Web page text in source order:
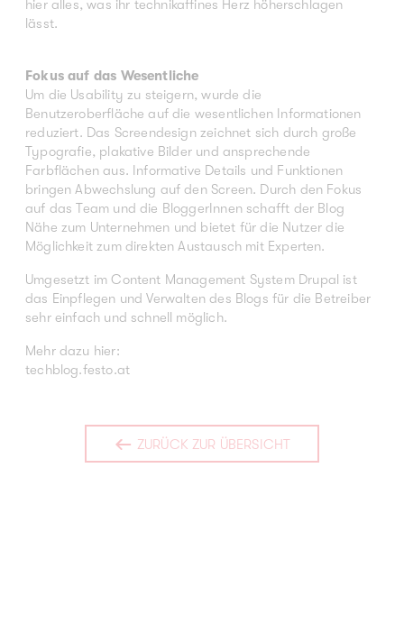
hier alles, was ihr technikaffines Herz höherschlagen
lässt.
Fokus auf das Wesentliche
Um die Usability zu steigern, wurde die
Benutzeroberfläche auf die wesentlichen Informationen
reduziert. Das Screendesign zeichnet sich durch große
Typografie, plakative Bilder und ansprechende
Farbflächen aus. Informative Details und Funktionen
bringen Abwechslung auf den Screen. Durch den Fokus
auf das Team und die BloggerInnen schafft der Blog
Nähe zum Unternehmen und bietet für die Nutzer die
Möglichkeit zum direkten Austausch mit Experten.
Umgesetzt im Content Management System Drupal ist
das Einpflegen und Verwalten des Blogs für die Betreiber
sehr einfach und schnell möglich.
Mehr dazu hier:
techblog.festo.at
ZURÜCK ZUR ÜBERSICHT